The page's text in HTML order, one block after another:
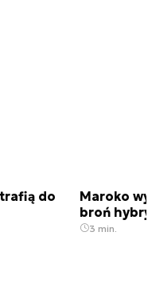
do
Maroko
broń
3 min.